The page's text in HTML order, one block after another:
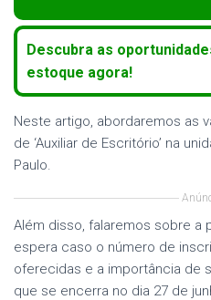
Descubra as
estoque agora!
Neste artigo, abordaremos as
de ‘Auxiliar de Escritório’ na
Paulo.
Além disso, falaremos sobre a
espera caso o número de
oferecidas e a importância de
que se encerra no dia 27 de